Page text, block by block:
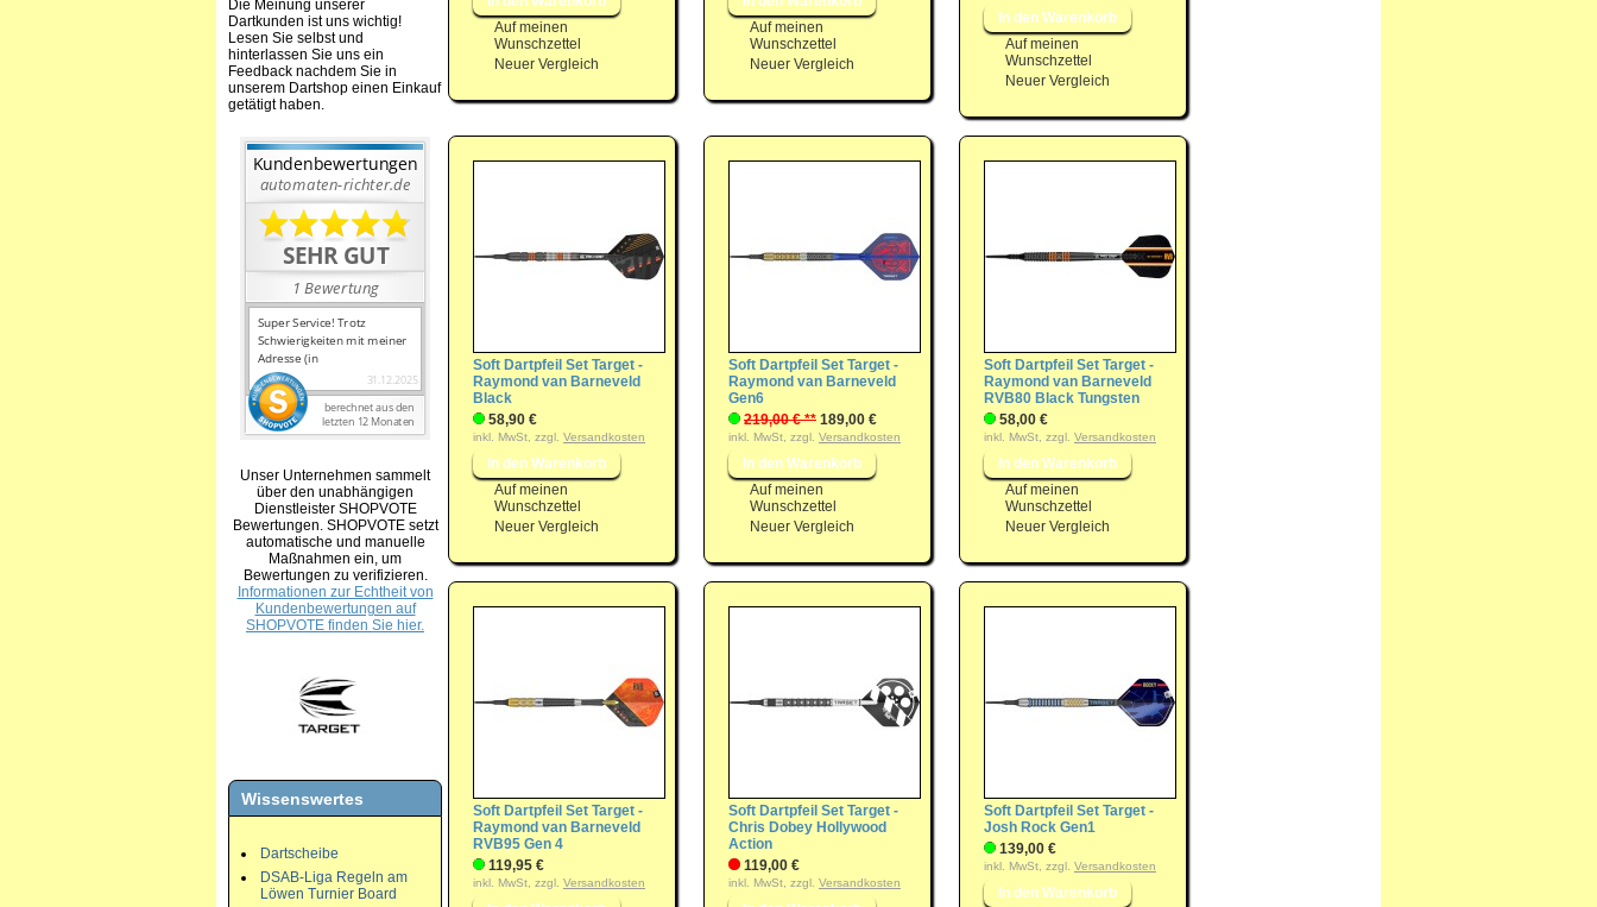
Die Meinung unserer
Dartkunden ist uns wichtig!
Lesen Sie selbst und
hinterlassen Sie uns ein
Feedback nachdem Sie in
unserem Dartshop einen Einkauf
getätigt haben.
Unser Unternehmen sammelt
über den unabhängigen
Dienstleister SHOPVOTE
Bewertungen. SHOPVOTE setzt
automatische und manuelle
Maßnahmen ein, um
Bewertungen zu verifizieren.
Informationen zur Echtheit von
Kundenbewertungen auf
SHOPVOTE finden Sie hier.
Wissenswertes
Dartscheibe
DSAB-Liga Regeln am
Löwen Turnier Board
Auf meinen
Wunschzettel
Neuer Vergleich
Auf meinen
Wunschzettel
Neuer Vergleich
Auf meinen
Wunschzettel
Neuer Vergleich
Soft Dartpfeil Set Target -
Raymond van Barneveld
Black
58,90 €
inkl. MwSt, zzgl. Versandkosten
Auf meinen
Wunschzettel
Neuer Vergleich
Soft Dartpfeil Set Target -
Raymond van Barneveld
Gen6
219,00 € ** 189,00 €
inkl. MwSt, zzgl. Versandkosten
Auf meinen
Wunschzettel
Neuer Vergleich
Soft Dartpfeil Set Target -
Raymond van Barneveld
RVB80 Black Tungsten
58,00 €
inkl. MwSt, zzgl. Versandkosten
Auf meinen
Wunschzettel
Neuer Vergleich
Soft Dartpfeil Set Target -
Raymond van Barneveld
RVB95 Gen 4
119,95 €
inkl. MwSt, zzgl. Versandkosten
Soft Dartpfeil Set Target -
Chris Dobey Hollywood
Action
119,00 €
inkl. MwSt, zzgl. Versandkosten
Soft Dartpfeil Set Target -
Josh Rock Gen1
139,00 €
inkl. MwSt, zzgl. Versandkosten